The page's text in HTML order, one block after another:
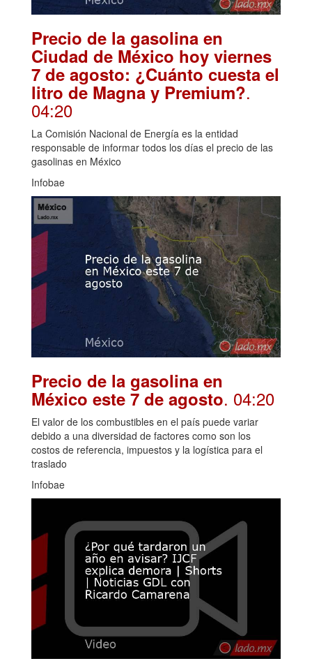
Precio de la gasolina en
Ciudad de México hoy viernes
7 de agosto: ¿Cuánto cuesta el
litro de Magna y Premium?.
04:20
La Comisión Nacional de Energía es la entidad
responsable de informar todos los días el precio de las
gasolinas en México
Infobae
Precio de la gasolina en
México este 7 de agosto. 04:20
El valor de los combustibles en el país puede variar
debido a una diversidad de factores como son los
costos de referencia, impuestos y la logística para el
traslado
Infobae